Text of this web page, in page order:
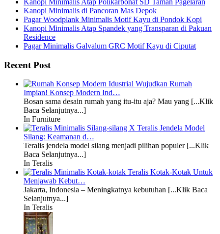
Kanopi Minimalis Atap Polikarbonat SD Taman Pagelaran
Kanopi Minimalis di Pancoran Mas Depok
Pagar Woodplank Minimalis Motif Kayu di Pondok Kopi
Kanopi Minimalis Atap Spandek yang Transparan di Pakuan
Residence
Pagar Minimalis Galvalum GRC Motif Kayu di Ciputat
Recent Post
Wujudkan Rumah
Impian! Konsep Modern Ind…
Bosan sama desain rumah yang itu-itu aja? Mau yang [...Klik
Baca Selanjutnya...]
In Furniture
Teralis Jendela Model
Silang: Keamanan d…
Teralis jendela model silang menjadi pilihan populer [...Klik
Baca Selanjutnya...]
In Teralis
Teralis Kotak-Kotak Untuk
Menjawab Kebut…
Jakarta, Indonesia – Meningkatnya kebutuhan [...Klik Baca
Selanjutnya...]
In Teralis